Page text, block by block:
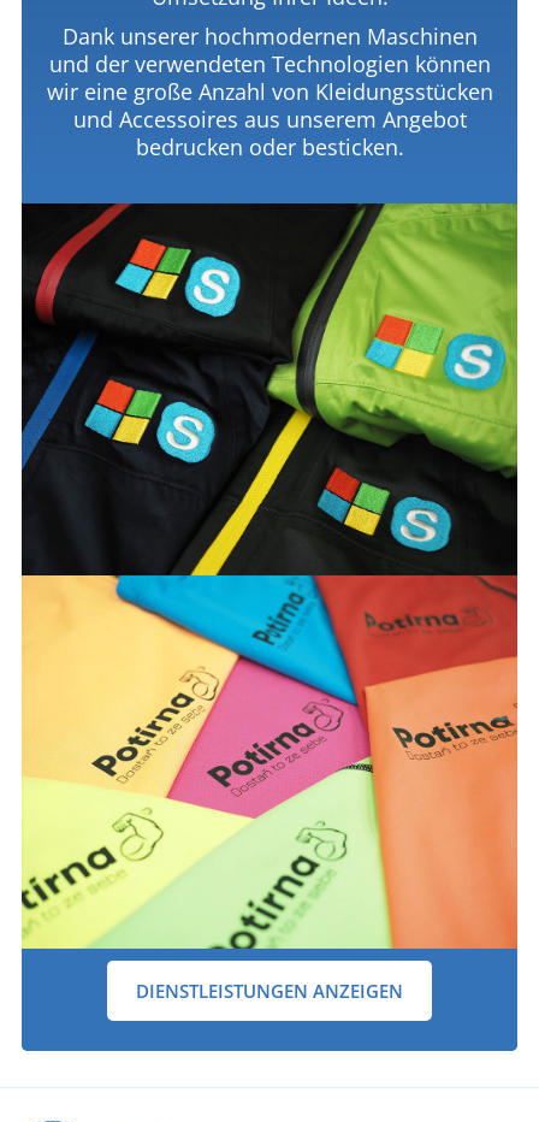
Dank unserer hochmodernen Maschinen
und der verwendeten Technologien können
wir eine große Anzahl von Kleidungsstücken
und Accessoires aus unserem Angebot
bedrucken oder besticken.
DIENSTLEISTUNGEN ANZEIGEN